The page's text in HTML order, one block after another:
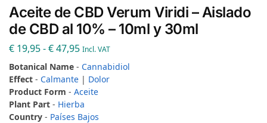
Aceite de CBD Verum Viridi – Aislado
de CBD al 10% – 10ml y 30ml
€ 19,95-€47,95 Incl. VAT
Botanical Name - Cannabidiol
Effect - Calmante | Dolor
Product Form - Aceite
Plant Part - Hierba
Country - Países Bajos